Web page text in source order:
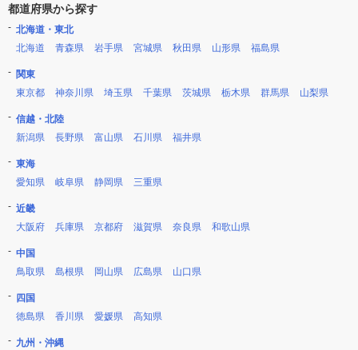
都道府県から探す
北海道・東北
北海道
青森県 岩手県 宮城県 秋田県 山形県 福島県
関東
東京都
神奈川県 埼玉県 千葉県 茨城県 栃木県 群馬県 山梨県
信越・北陸
新潟県
長野県 富山県 石川県 福井県
東海
愛知県
岐阜県 静岡県 三重県
近畿
大阪府
兵庫県 京都府 滋賀県 奈良県 和歌山県
中国
鳥取県
島根県 岡山県 広島県 山口県
四国
徳島県
香川県 愛媛県 高知県
九州・沖縄